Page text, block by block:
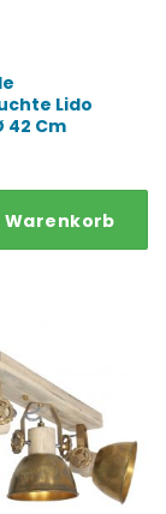
Lido
42 Cm
Warenkorb